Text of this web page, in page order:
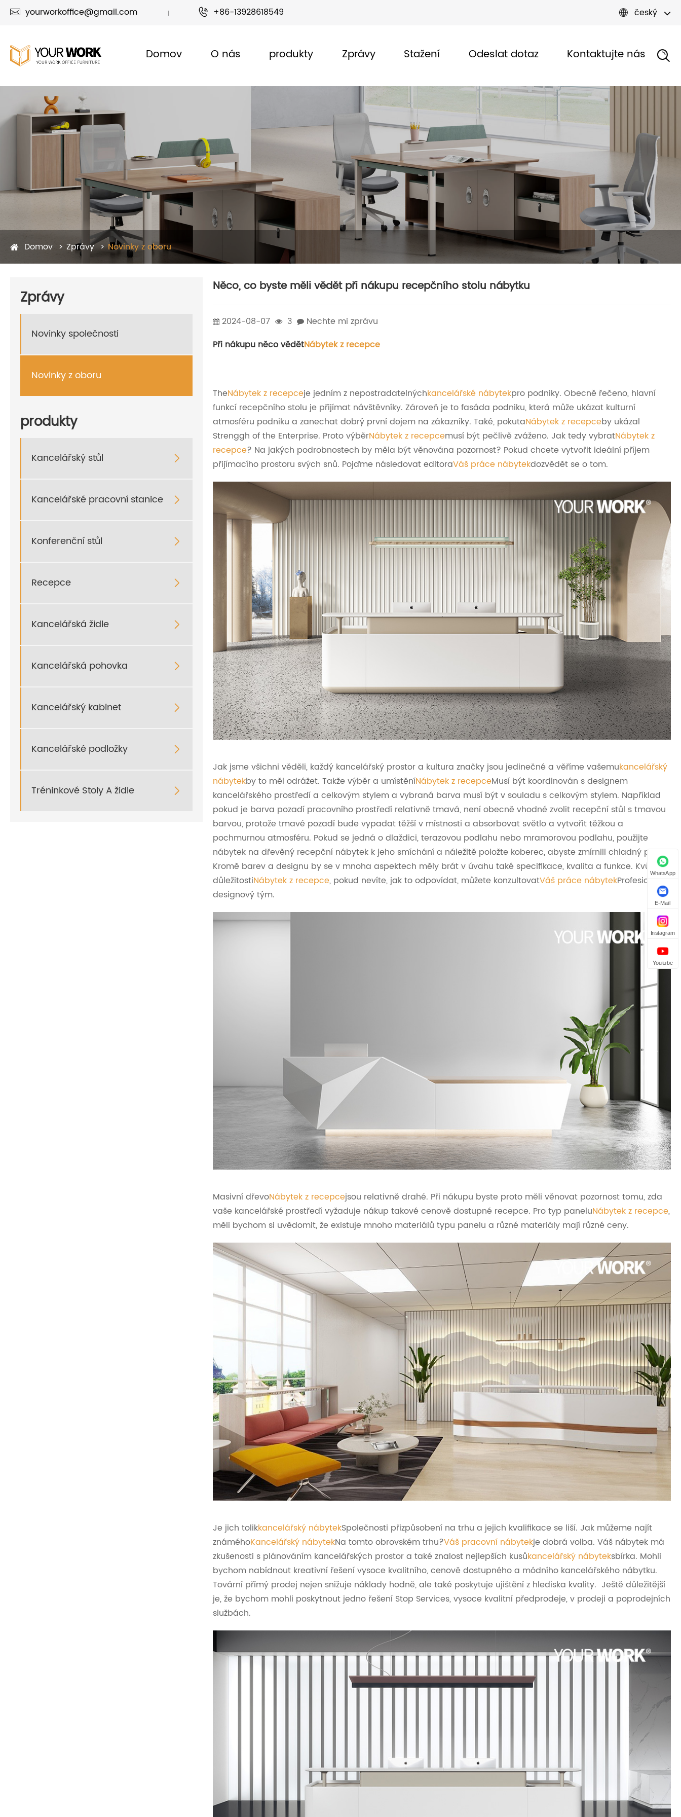
 yourworkoffice@gmail.com  +86-13928618549  český
Domov O nás produkty Zprávy Stažení Odeslat dotaz Kontaktujte nás
Domov Zprávy Novinky z oboru
Zprávy
Novinky společnosti
Novinky z oboru
produkty
Kancelářský stůl 
Kancelářské pracovní stanice 
Konferenční stůl 
Recepce 
Kancelářská židle 
Kancelářská pohovka 
Kancelářský kabinet 
Kancelářské podložky 
Tréninkové Stoly A židle 
Něco, co byste měli vědět při nákupu recepčního stolu nábytku
2024-08-07 3
Nechte mi zprávu
Při nákupu něco vědětNábytek z recepce
TheNábytek z recepceje jedním z nepostradatelnýchkancelářské nábytekpro podniky. Obecně řečeno, hlavní
funkcí recepčního stolu je přijímat návštěvníky. Zároveň je to fasáda podniku, která může ukázat kulturní
atmosféru podniku a zanechat dobrý první dojem na zákazníky. Také, pokutaNábytek z recepceby ukázal
Strenggh of the Enterprise. Proto výběrNábytek z recepcemusí být pečlivě zváženo. Jak tedy vybratNábytek z
recepce? Na jakých podrobnostech by měla být věnována pozornost? Pokud chcete vytvořit ideální příjem
přijímacího prostoru svých snů. Pojďme následovat editoraVáš práce nábytekdozvědět se o tom.
Jak jsme všichni věděli, každý kancelářský prostor a kultura značky jsou jedinečné a věříme vašemukancelářský
nábytekby to měl odrážet. Takže výběr a umístěníNábytek z recepceMusí být koordinován s designem
kancelářského prostředí a celkovým stylem a vybraná barva musí být v souladu s celkovým stylem. Například
pokud je barva pozadí pracovního prostředí relativně tmavá, není obecně vhodné zvolit recepční stůl s tmavou
barvou, protože tmavé pozadí bude vypadat těžší v místnosti a absorbovat světlo a vytvořit těžkou a
pochmurnou atmosféru. Pokud se jedná o dlaždici, terazovou podlahu nebo mramorovou podlahu, použijte
nábytek na dřevěný recepční nábytek k jeho smíchání a náležitě položte koberec, abyste zmírnili chladný pocit.
Kromě barev a designu by se v mnoha aspektech měly brát v úvahu také specifikace, kvalita a funkce. Kvůli
důležitostiNábytek z recepce, pokud nevíte, jak to odpovídat, můžete konzultovatVáš práce nábytekProfesionální
designový tým.
Masivní dřevoNábytek z recepcejsou relativně drahé. Při nákupu byste proto měli věnovat pozornost tomu, zda
vaše kancelářské prostředí vyžaduje nákup takové cenově dostupné recepce. Pro typ paneluNábytek z recepce,
měli bychom si uvědomit, že existuje mnoho materiálů typu panelu a různé materiály mají různé ceny.
Je jich tolikkancelářský nábytekSpolečnosti přizpůsobení na trhu a jejich kvalifikace se liší. Jak můžeme najít
známéhoKancelářský nábytekNa tomto obrovském trhu?Váš pracovní nábytekje dobrá volba. Váš nábytek má
zkušenosti s plánováním kancelářských prostor a také znalost nejlepších kusůkancelářský nábyteksbírka. Mohli
bychom nabídnout kreativní řešení vysoce kvalitního, cenově dostupného a módního kancelářského nábytku.
Tovární přímý prodej nejen snižuje náklady hodně, ale také poskytuje ujištění z hlediska kvality. Ještě důležitější
je, že bychom mohli poskytnout jedno řešení Stop Services, vysoce kvalitní předprodeje, v prodeji a poprodejních
službách.
WhatsApp
E-Mail
Instagram
Youtube